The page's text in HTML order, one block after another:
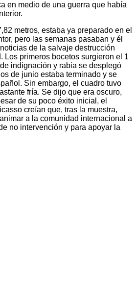
en medio de una guerra que había
metros, estaba ya preparado en el
pero las semanas pasaban y él
de la salvaje destrucción
Los primeros bocetos surgieron el 1
indignación y rabia se desplegó
de junio estaba terminado y se
Sin embargo, el cuadro tuvo
fría. Se dijo que era oscuro,
de su poco éxito inicial, el
creían que, tras la muestra,
a la comunidad internacional a
no intervención y para apoyar la